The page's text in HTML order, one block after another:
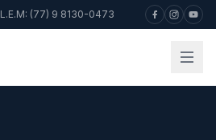
L.E.M: (77) 9 8130-0473